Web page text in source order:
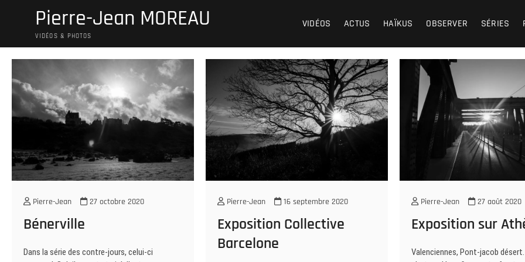
Pierre-Jean MOREAU
VIDÉOS & PHOTOS
VIDÉOS ACTUS HAÏKUS OBSERVER SÉRIES
Pierre-Jean 27 octobre 2020
Bénerville
Dans la série des contre-jours, celui-ci
Pierre-Jean 16 septembre 2020
Exposition Collective
Barcelone
Pierre-Jean 27 août 2020
Exposition sur
Valenciennes, Pont-jacob